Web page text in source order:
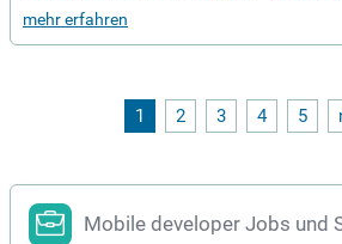
nd entwickeln individuelle
ne zentrale Rolle beim Ausbau einer
zure Cloud-Diensten zu entwickeln.
e Lösungen über den gesamten
mehr erfahren
1 2 3 4 5
Mobile developer Jobs und